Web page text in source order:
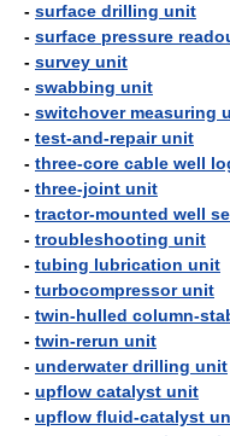
- surface drilling unit
- surface pressure
- survey unit
- swabbing unit
- switchover measuring
- test-and-repair unit
- three-core cable well
- three-joint unit
- tractor-mounted well
- troubleshooting unit
- tubing lubrication unit
- turbocompressor unit
- twin-hulled column-
- twin-rerun unit
- underwater drilling unit
- upflow catalyst unit
- upflow fluid-catalyst